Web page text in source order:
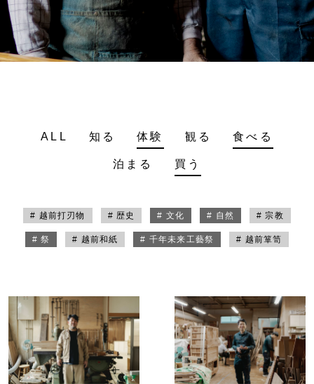
ALL 知る 体験 観る 食べる
泊まる 買う
# 越前打刃物 # 歴史 # 文化 # 自然 # 宗教
# 祭 # 越前和紙 # 千年未来工藝祭 # 越前箪笥